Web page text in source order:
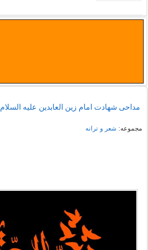
مداحی شهادت امام زین العابدین علیه السلام
مجموعه: شعر و ترانه